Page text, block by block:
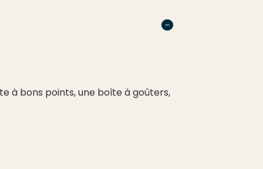
à bons points, une boîte à goûters,